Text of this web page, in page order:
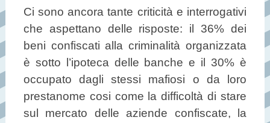
Ci sono ancora tante criticità e interrogativi
che aspettano delle risposte: il 36% dei
beni confiscati alla criminalità organizzata
è sotto l’ipoteca delle banche e il 30% è
occupato dagli stessi mafiosi o da loro
prestanome cosi come la difficoltà di stare
sul mercato delle aziende confiscate, la